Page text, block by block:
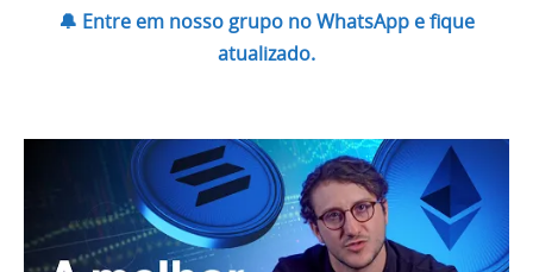
🔔 Entre em nosso grupo no WhatsApp e fique
atualizado.